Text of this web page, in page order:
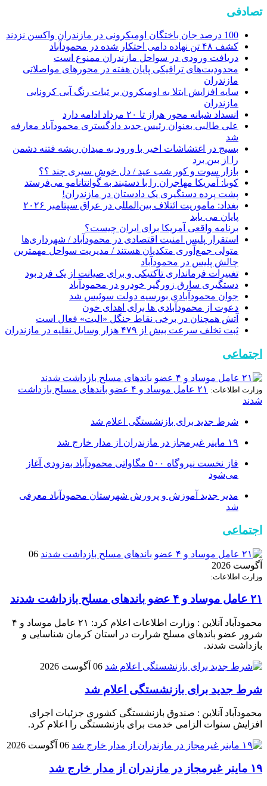
تصادفی
100 درصد جان باختگان اومیکرونی در مازندران واکسن نزدند
کشف ۴۸ تن نهاده دامی احتکار شده در محمودآباد
دریافت ورودی در سواحل مازندران ممنوع است
محدودیت‌های ترافیکی پایان هفته در محورهای مواصلاتی
مازندران
سایه افزایش ابتلا به اومیکرون بر ثبات رنگ آبی کرونایی
مازندران
انسداد شبانه محور هراز تا ۲۰ مرداد ادامه دارد
علی طالبی بعنوان رئیس جدید دادگستری محمودآباد معارفه
شد
بسیج در اغتشاشات اخیر با ورود به میدان ریشه فتنه دشمن
را از بین برد
بازار سوت و کور شب عید / دل خوش سیری چند ؟؟
کوبا: آمریکا مهاجران را با دستبند به گوانتانامو می‌فرستد
پشت پرده دستگیری یک دادستان در مازندران!
بغداد: ماموریت ائتلاف بین‌المللی در عراق سپتامبر ۲۰۲۶
پایان می‌ یابد
برنامه واقعی آمریکا برای ایران چیست؟
استقرار پلیس امنیت اقتصادی در محمودآباد / شهرداری‌ها
متولی جمع‌آوری متکدیان هستند / مدیریت سواحل مهمترین
چالش پلیس در محمودآباد
تغییرات فرمانداری تاکتیکی و برای صیانت از یک فرد بود
دستگیری سارق زورگیر خودرو در محمودآباد
جوان محمودآبادی بورسیه دولت سوئیس شد
دعوت از محمودآبادی ها برای اهدای خون
آتش همچنان در برخی نقاط جنگل «الیت» فعال است
ثبت تخلف سرعت بیش از ۴۷۹ هزار وسایل نقلیه در مازندران
اجتماعی
وزارت اطلاعات:
۲۱ عامل موساد و ۴ عضو باند‌های مسلح بازداشت
شدند
شرط جدید برای بازنشستگی اعلام شد
۱۹ ماینر غیرمجاز در مازندران از مدار خارج شد
فاز نخست نیروگاه ۵۰۰ مگاواتی محمودآباد به‌زودی آغاز
می‌شود
مدیر جدید آموزش و پرورش شهرستان محمودآباد معرفی
شد
اجتماعی
06
آگوست 2026
وزارت اطلاعات:
۲۱ عامل موساد و ۴ عضو باند‌های مسلح بازداشت شدند
محمودآباد آنلاین : وزارت اطلاعات اعلام کرد: ۲۱ عامل موساد و ۴
شرور عضو باند‌های مسلح شرارت در استان کرمان شناسایی و
بازداشت شدند.
06 آگوست 2026
شرط جدید برای بازنشستگی اعلام شد
محمودآباد آنلاین : صندوق بازنشستگی کشوری جزئیات اجرای
افزایش سنوات الزامی خدمت برای بازنشستگی را اعلام کرد.
06 آگوست 2026
۱۹ ماینر غیرمجاز در مازندران از مدار خارج شد